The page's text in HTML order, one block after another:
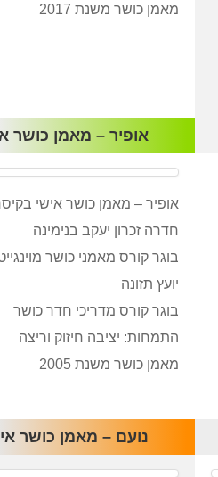
מאמן כושר משנת 2017
אופיר – מאמן כושר
אופיר – מאמן כושר אישי
חדרה זכרון יעקב בנימינה
בוגר קורס מאמני כושר
יועץ תזונה
בוגר קורס מדריכי חדר כושר
התמחות: יציבה חיזוק וריצה
מאמן כושר משנת 2005
נועם – מאמן כושר